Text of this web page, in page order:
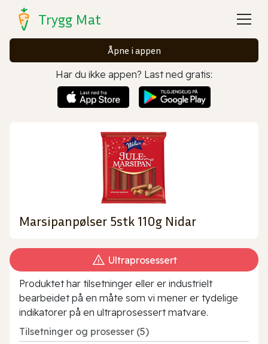
Trygg Mat
Åpne i appen
Har du ikke appen? Last ned gratis:
Marsipanpølser 5stk 110g Nidar
Ultraprosessert
Produktet har tilsetninger eller er industrielt
bearbeidet på en måte som vi mener er tydelige
indikatorer på en ultraprosessert matvare.
Tilsetninger og prosesser (5)